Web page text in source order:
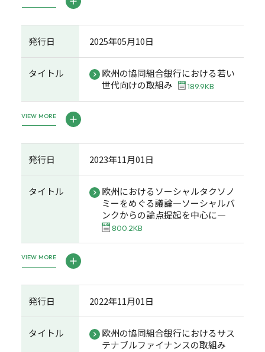
発行日 2025年05月10日
タイトル
欧州の協同組合銀行における若い
世代向けの取組み
189.9KB
VIEW MORE
発行日 2023年11月01日
タイトル
欧州におけるソーシャルタクソノ
ミーをめぐる議論―ソーシャルバ
ンクからの論点提起を中心に―
800.2KB
VIEW MORE
発行日 2022年11月01日
タイトル
欧州の協同組合銀行におけるサス
テナブルファイナンスの取組み